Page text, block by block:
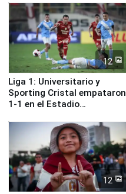
12
Liga 1: Universitario y
Sporting Cristal empataron
1-1 en el Estadio
12